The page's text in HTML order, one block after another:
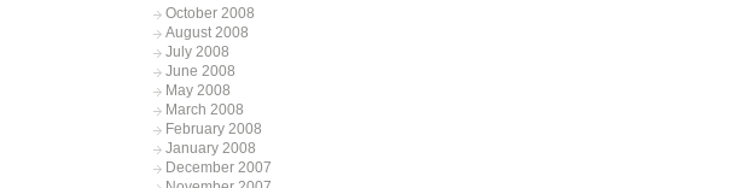
October 2008
August 2008
July 2008
June 2008
May 2008
March 2008
February 2008
January 2008
December 2007